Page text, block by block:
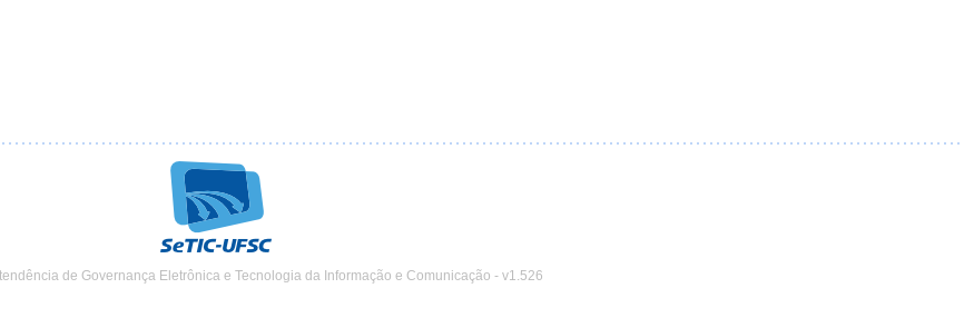
de Governança Eletrônica e Tecnologia da Informação e Comunicação - v1.526